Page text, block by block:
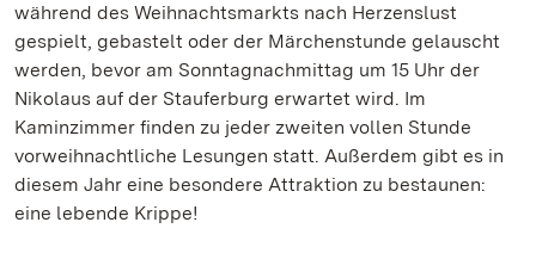
während des Weihnachtsmarkts nach Herzenslust
gespielt, gebastelt oder der Märchenstunde gelauscht
werden, bevor am Sonntagnachmittag um 15 Uhr der
Nikolaus auf der Stauferburg erwartet wird. Im
Kaminzimmer finden zu jeder zweiten vollen Stunde
vorweihnachtliche Lesungen statt. Außerdem gibt es in
diesem Jahr eine besondere Attraktion zu bestaunen:
eine lebende Krippe!